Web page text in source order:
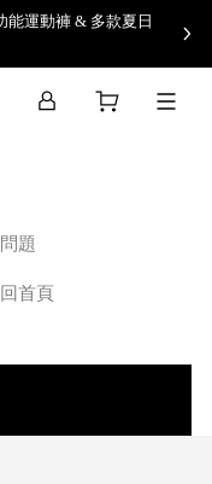
能運動褲 & 多款夏日
題
首頁